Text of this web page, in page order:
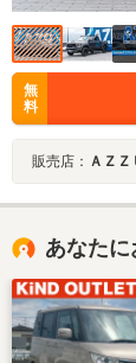
無
料
販売店： ＡＺＺ
あなた